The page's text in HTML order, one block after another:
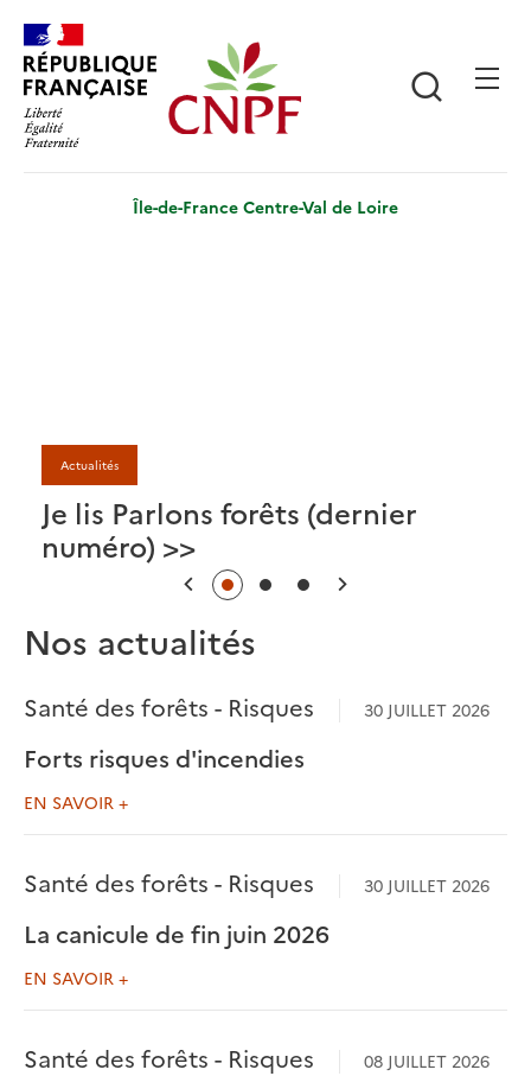
contenu
principal
Île-de-France Centre-Val de Loire
Actualités
Je lis Parlons forêts (dernier
numéro) >>
Nos actualités
Santé des forêts - Risques 30 JUILLET 2026
Forts risques d'incendies
EN SAVOIR +
Santé des forêts - Risques 30 JUILLET 2026
La canicule de fin juin 2026
EN SAVOIR +
Santé des forêts - Risques 08 JUILLET 2026